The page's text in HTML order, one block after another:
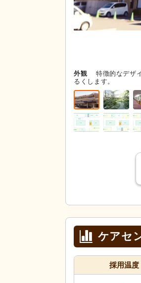
外観
特徴的なデザ
るくします。
ケアセ
採用温度